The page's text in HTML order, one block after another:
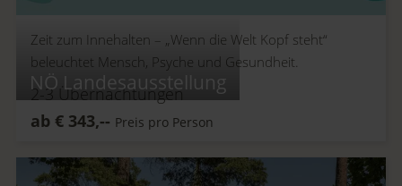
NÖ Landesausstellung
Zeit zum Innehalten – „Wenn die Welt Kopf steht“
beleuchtet Mensch, Psyche und Gesundheit.
2-3Übernachtungen
ab € 343,-- Preis pro Person